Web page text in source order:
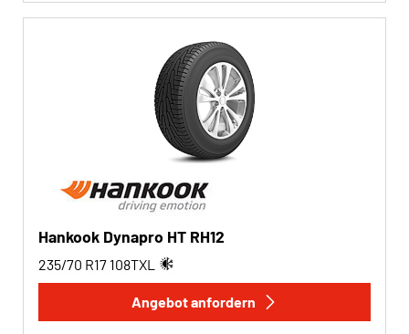
Hankook Dynapro HT RH12
235/70 R17 108TXL
Angebot anfordern